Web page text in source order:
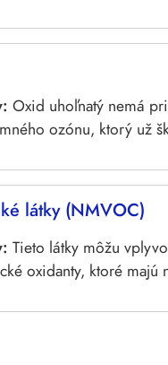
Oxid uhoľnatý nemá
ozónu, ktorý už
látky (NMVOC)
Tieto látky môžu
oxidanty, ktoré majú